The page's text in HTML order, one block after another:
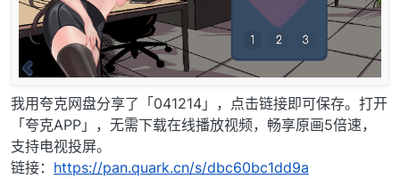
我用夸克网盘分享了「041214」，点击链接即可保存。打开
「夸克APP」，无需下载在线播放视频，畅享原画5倍速，
支持电视投屏。
链接： https://pan.quark.cn/s/dbc60bc1dd9a